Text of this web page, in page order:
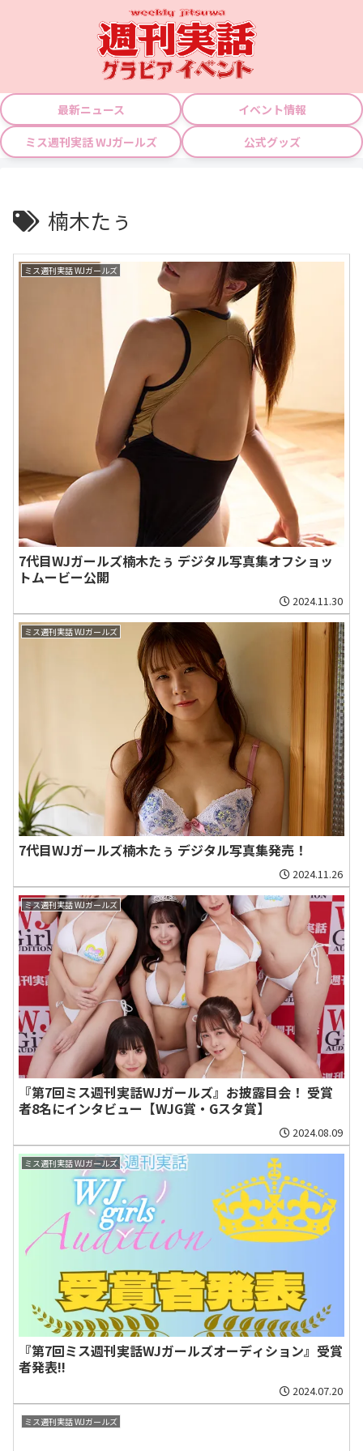
最新ニュース
イベント情報
ミス週刊実話 WJガールズ
公式グッズ
楠木たぅ
ミス週刊実話 WJガールズ
7代目WJガールズ楠木たぅ デジタル写真集オフショッ
トムービー公開
2024.11.30
ミス週刊実話 WJガールズ
7代目WJガールズ楠木たぅ デジタル写真集発売！
2024.11.26
ミス週刊実話 WJガールズ
『第7回ミス週刊実話WJガールズ』お披露目会！ 受賞
者8名にインタビュー【WJG賞・Gスタ賞】
2024.08.09
ミス週刊実話 WJガールズ
『第7回ミス週刊実話WJガールズオーディション』受賞
者発表!!
2024.07.20
ミス週刊実話 WJガールズ